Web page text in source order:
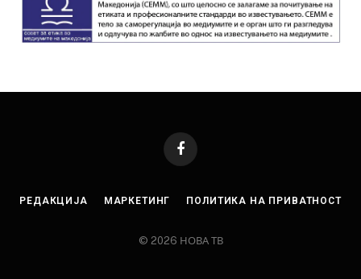
Facebook
РЕДАКЦИЈА МАРКЕТИНГ ПОЛИТИКА НА ПРИВАТНОСТ
© 2026 НОВА ТВ